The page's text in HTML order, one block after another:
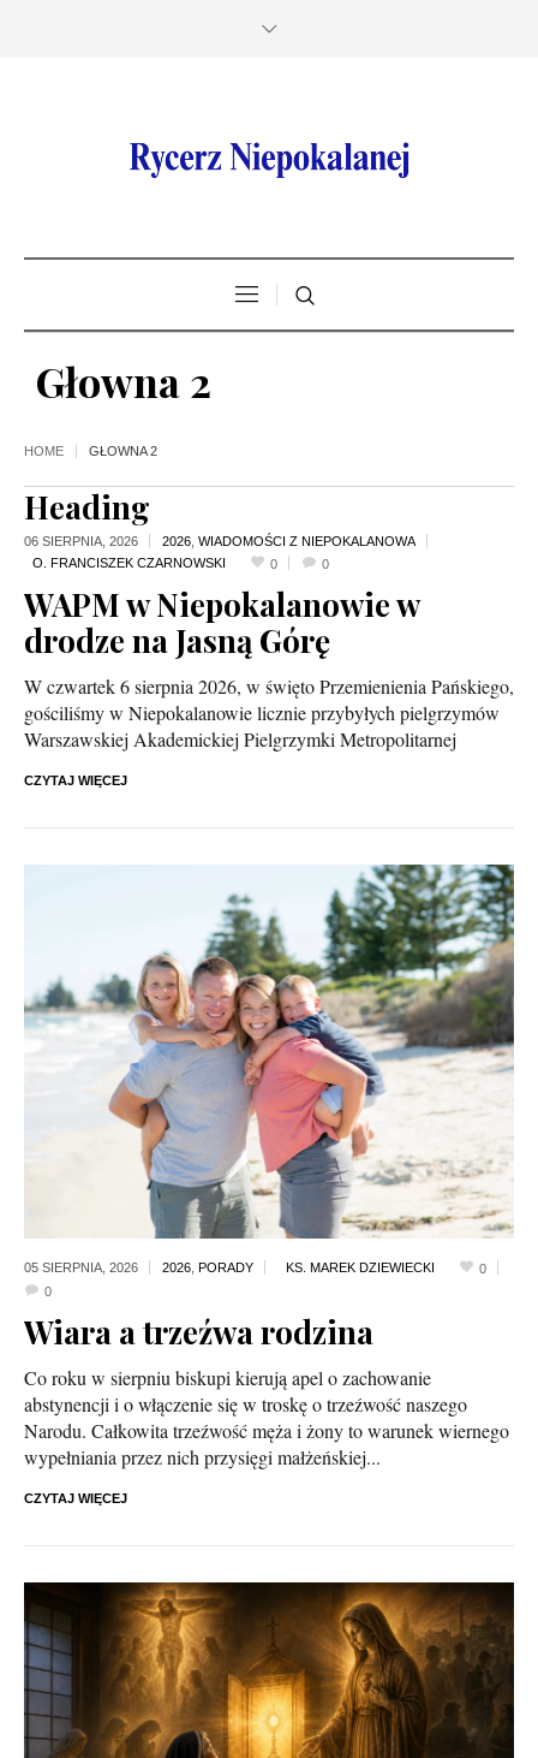
Głowna 2
HOME GŁOWNA 2
Heading
06 SIERPNIA, 2026 2026, WIADOMOŚCI Z NIEPOKALANOWA
0
0
WAPM w Niepokalanowie w
drodze na Jasną Górę
W czwartek 6 sierpnia 2026, w święto Przemienienia Pańskiego,
gościliśmy w Niepokalanowie licznie przybyłych pielgrzymów
Warszawskiej Akademickiej Pielgrzymki Metropolitarnej
CZYTAJ WIĘCEJ
05 SIERPNIA, 2026 2026, PORADY
0
0
Wiara a trzeźwa rodzina
Co roku w sierpniu biskupi kierują apel o zachowanie
abstynencji i o włączenie się w troskę o trzeźwość naszego
Narodu. Całkowita trzeźwość męża i żony to warunek wiernego
wypełniania przez nich przysięgi małżeńskiej...
CZYTAJ WIĘCEJ